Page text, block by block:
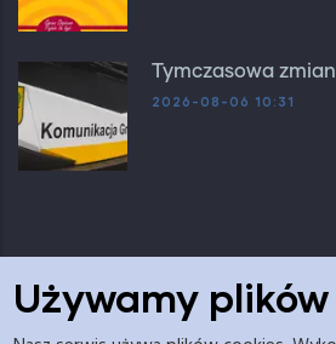
Tymczasowa
2026-08-06 10:31
Używamy